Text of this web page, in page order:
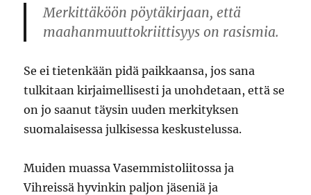
Merkittäköön pöytäkirjaan, että
maahanmuuttokriittisyys on rasismia.
Se ei tietenkään pidä paikkaansa, jos sana
tulkitaan kirjaimellisesti ja unohdetaan, että se
on jo saanut täysin uuden merkityksen
suomalaisessa julkisessa keskustelussa.
Muiden muassa Vasemmistoliitossa ja
Vihreissä hyvinkin paljon jäseniä ja